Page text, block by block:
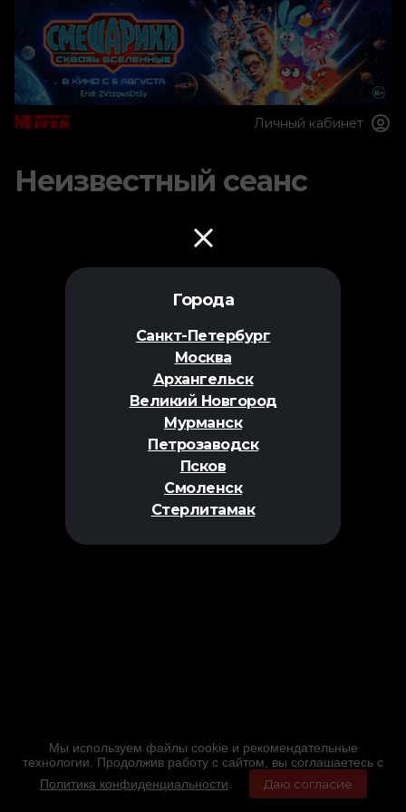
Города
Санкт-Петербург
Москва
Архангельск
Великий Новгород
Мурманск
Петрозаводск
Псков
Смоленск
Стерлитамак
Личный кабинет
Неизвестный сеанс
Мы используем файлы cookie и рекомендательные
технологии. Продолжив работу с сайтом, вы соглашаетесь с
Политика конфиденциальности
Даю согласие